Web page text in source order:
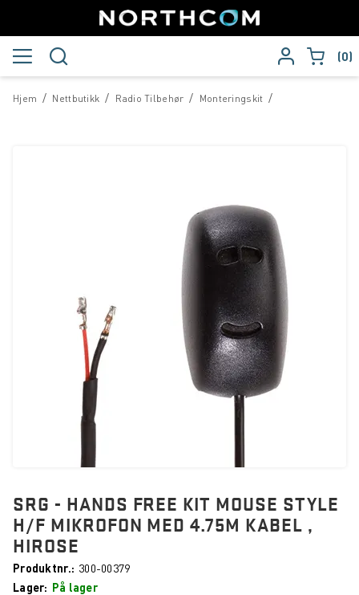
0
/
Hjem /
Nettbutikk /
Radio Tilbehør /
Monteringskit
SRG - HANDS FREE KIT MOUSE STYLE
H/F MIKROFON MED 4.75M KABEL ,
HIROSE
Produktnr.
300-00379
Lager
På lager